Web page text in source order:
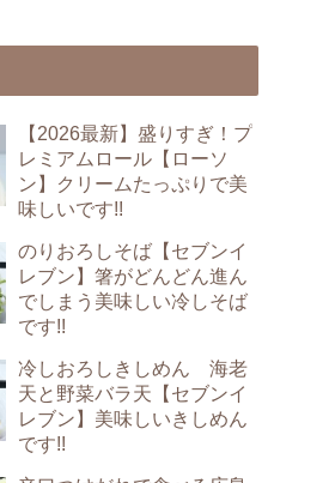
【2026最新】盛りすぎ！プ
レミアムロール【ローソ
ン】クリームたっぷりで美
味しいです!!
のりおろしそば【セブンイ
レブン】箸がどんどん進ん
でしまう美味しい冷しそば
です!!
冷しおろしきしめん 海老
天と野菜バラ天【セブンイ
レブン】美味しいきしめん
です!!